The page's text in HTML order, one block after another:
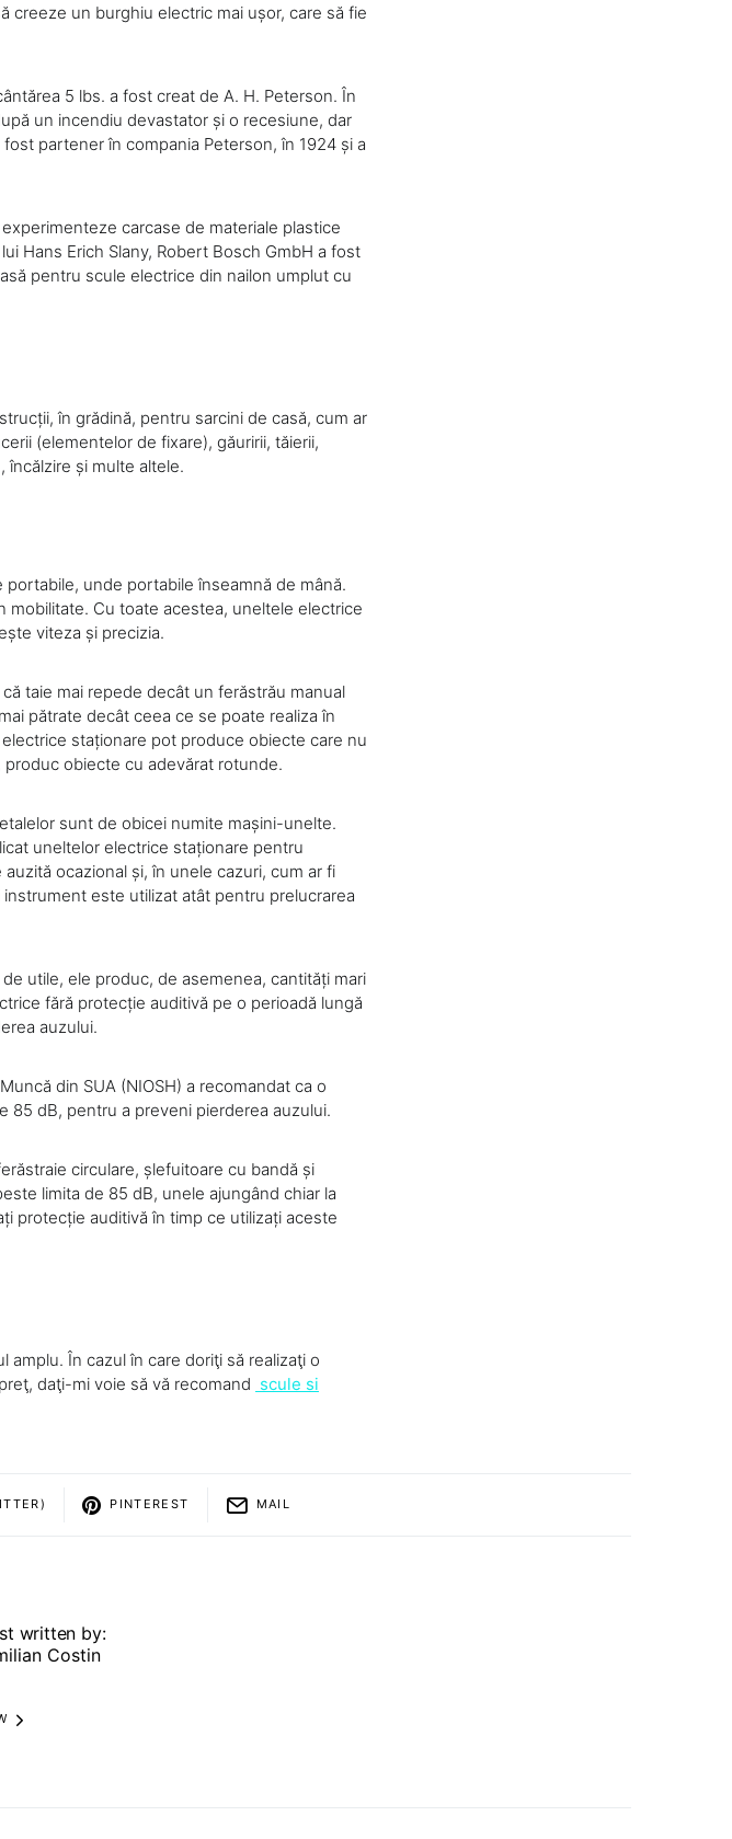
creeze un burghiu electric mai ușor, care să fie
5 lbs. a fost creat de A. H. Peterson. În
un incendiu devastator și o recesiune, dar
partener în compania Peterson, în 1924 și a
carcase de materiale plastice
Hans Erich Slany, Robert Bosch GmbH a fost
pentru scule electrice din nailon umplut cu
în grădină, pentru sarcini de casă, cum ar
(elementelor de fixare), găuririi, tăierii,
încălzire și multe altele.
unde portabile înseamnă de mână.
Cu toate acestea, uneltele electrice
viteza și precizia.
taie mai repede decât un ferăstrău manual
pătrate decât ceea ce se poate realiza în
staționare pot produce obiecte care nu
obiecte cu adevărat rotunde.
sunt de obicei numite mașini-unelte.
uneltelor electrice staționare pentru
ocazional și, în unele cazuri, cum ar fi
este utilizat atât pentru prelucrarea
utile, ele produc, de asemenea, cantități mari
fără protecție auditivă pe o perioadă lungă
auzului.
din SUA (NIOSH) a recomandat ca o
85 dB, pentru a preveni pierderea auzului.
circulare, șlefuitoare cu bandă și
limita de 85 dB, unele ajungând chiar la
protecție auditivă în timp ce utilizați aceste
În cazul în care doriţi să realizaţi o
daţi-mi voie să vă recomand scule si
PINTEREST MAIL
written by:
Costin